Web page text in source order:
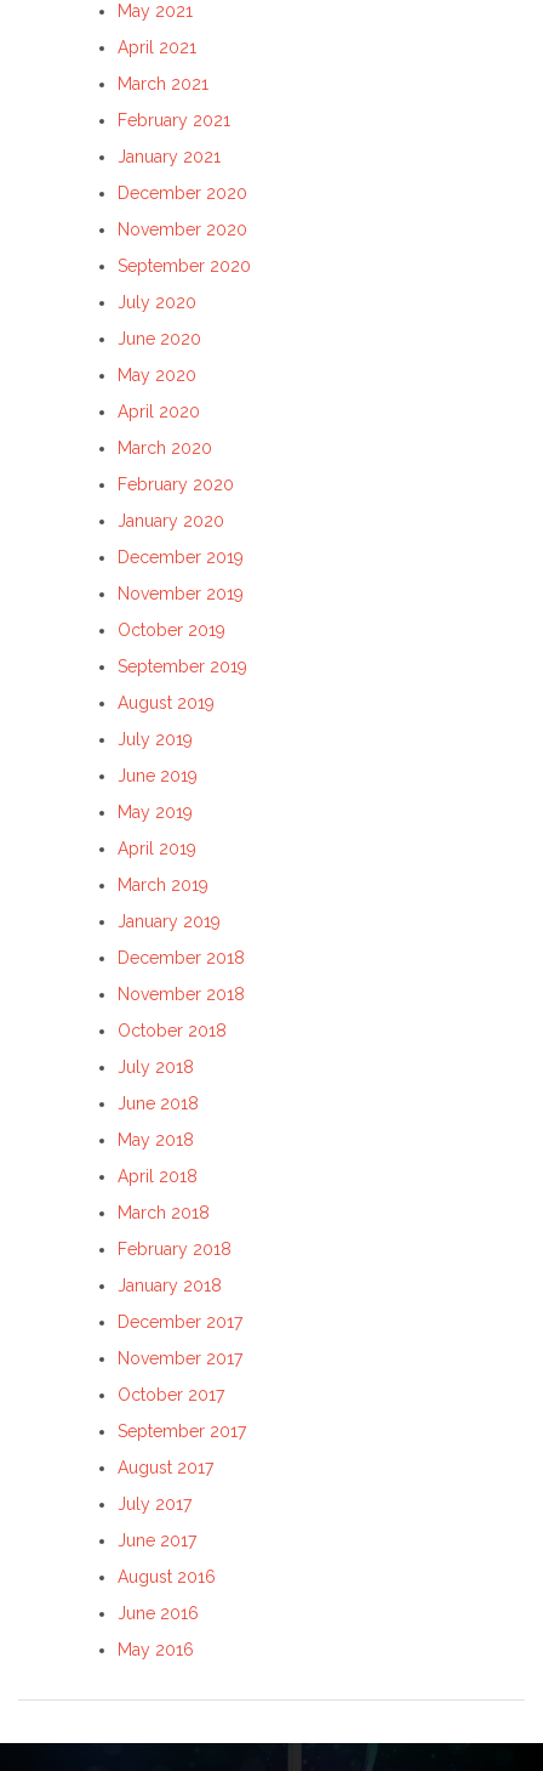
May 2021
April 2021
March 2021
February 2021
January 2021
December 2020
November 2020
September 2020
July 2020
June 2020
May 2020
April 2020
March 2020
February 2020
January 2020
December 2019
November 2019
October 2019
September 2019
August 2019
July 2019
June 2019
May 2019
April 2019
March 2019
January 2019
December 2018
November 2018
October 2018
July 2018
June 2018
May 2018
April 2018
March 2018
February 2018
January 2018
December 2017
November 2017
October 2017
September 2017
August 2017
July 2017
June 2017
August 2016
June 2016
May 2016